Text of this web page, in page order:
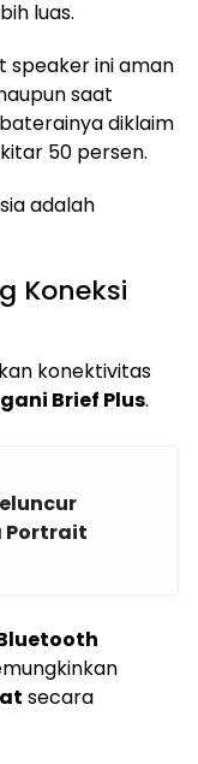
luas.
speaker ini aman
saat
diklaim
50 persen.
adalah
Koneksi
konektivitas
Brief Plus.
Portrait
secara